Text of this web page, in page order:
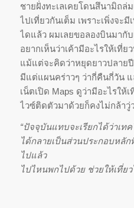
ชายฝั่งทะเลเคยโดนสึนามิถ
ไปเที่ยวกันเต็ม เพราะเพิ่งจะ
ไดแล้ว ผมเลยขอลองบินมากั
อยากเห็นว่าเค้ามีอะไรให้เที่
แม้แต่จะคิดว่าหยุดยาวปลาย
มีแต่แผนคร่าวๆ ว่ากี่คืนกี่วัน
เน็ตเปิด Maps ดูว่ามีอะไรให้
ไวซ์ติดตัวมาด้วยก็คงไม่กล้าวู่
“ปัจจุบันแทบจะเรียกได้ว่าเท
ได้กลายเป็นส่วนประกอบหลัก
ไปแล้ว
ไปไหนพกไปด้วย ช่วยให้เที่ย